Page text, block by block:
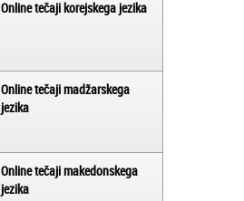
Online tečaji korejskega jezika
Online tečaji madžarskega
jezika
Online tečaji makedonskega
jezika